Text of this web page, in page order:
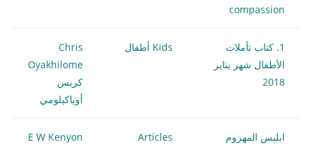
compassion
1. كتاب تأملات
الأطفال شهر يناير
2018
Kids أطفال
Chris
Oyakhilome
كريس
أوياكيلومي
ابليس المهزوم
Articles
E W Kenyon